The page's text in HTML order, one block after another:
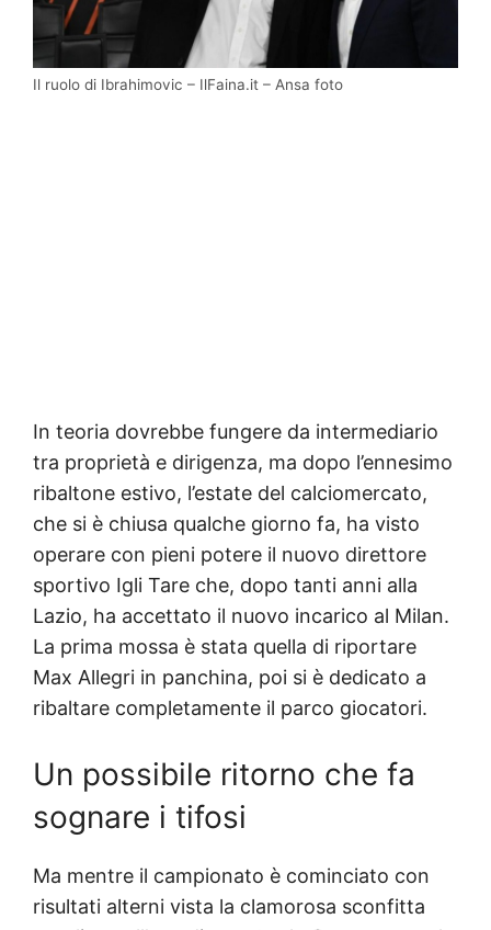
Il ruolo di Ibrahimovic – IlFaina.it – Ansa foto
In teoria dovrebbe fungere da intermediario
tra proprietà e dirigenza, ma dopo l’ennesimo
ribaltone estivo, l’estate del calciomercato,
che si è chiusa qualche giorno fa, ha visto
operare con pieni potere il nuovo direttore
sportivo Igli Tare che, dopo tanti anni alla
Lazio, ha accettato il nuovo incarico al Milan.
La prima mossa è stata quella di riportare
Max Allegri in panchina, poi si è dedicato a
ribaltare completamente il parco giocatori.
Un possibile ritorno che fa
sognare i tifosi
Ma mentre il campionato è cominciato con
risultati alterni vista la clamorosa sconfitta